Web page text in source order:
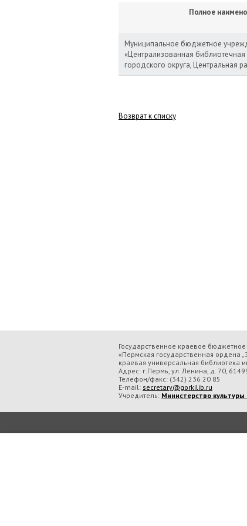
Полное
Муниципальное бюджетное
«Централизованная библиотечная
городского округа, Центральная
Возврат к списку
Государственное краевое
«Пермская государственная ордена
краевая универсальная библиотека
Адрес: г.Пермь, ул. Ленина, д. 70,
Телефон/факс: (342) 236 20 85
E-mail: secretary@gorkilib.ru
Учредитель: Министерство культуры